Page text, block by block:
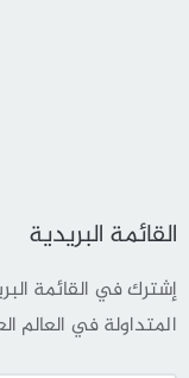
القائمة البريدية
إشترك في القائمة
المتداولة في العالم